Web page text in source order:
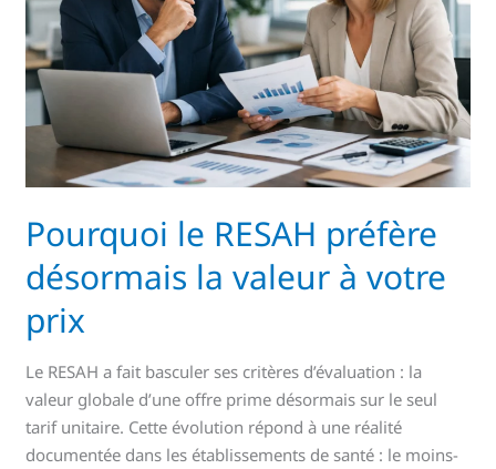
Pourquoi le RESAH préfère
désormais la valeur à votre
prix
Le RESAH a fait basculer ses critères d’évaluation : la
valeur globale d’une offre prime désormais sur le seul
tarif unitaire. Cette évolution répond à une réalité
documentée dans les établissements de santé : le moins-
désormais
la
valeur
à
votre